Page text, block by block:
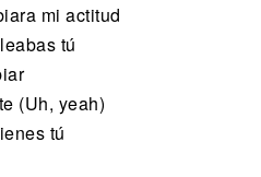
mi actitud
tú
(Uh, yeah)
tú